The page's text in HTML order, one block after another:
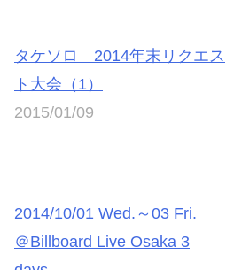
タケソロ 2014年末リクエス
ト大会（1）
2015/01/09
2014/10/01 Wed.～03 Fri.
＠Billboard Live Osaka 3